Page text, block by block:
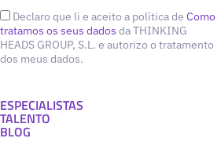
Declaro que li e aceito a política de Como
tratamos os seus dados da THINKING
HEADS GROUP, S.L. e autorizo o tratamento
dos meus dados.
ESPECIALISTAS
TALENTO
BLOG